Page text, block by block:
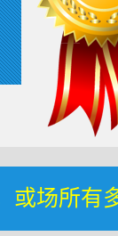
或场所有